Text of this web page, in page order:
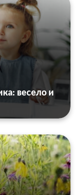
весело и